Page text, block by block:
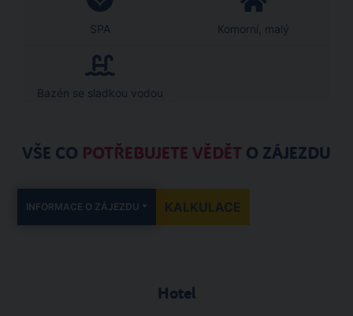
SPA Komorní, malý
Bazén se sladkou vodou
VŠE CO POTŘEBUJETE VĚDĚT O ZÁJEZDU
INFORMACE O ZÁJEZDU KALKULACE
Hotel